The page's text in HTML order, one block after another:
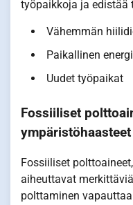
työpaikkoja ja edistää
Vähemmän
Paikallinen
Uudet työpaikat
Fossiiliset
ympäristöhaasteet
Fossiiliset
aiheuttavat
polttaminen